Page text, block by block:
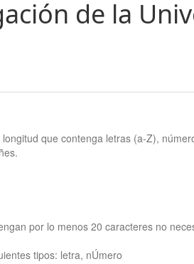
de la
que contenga letras (a-Z),
por lo menos 20 caracteres no
tipos: letra, nÚmero